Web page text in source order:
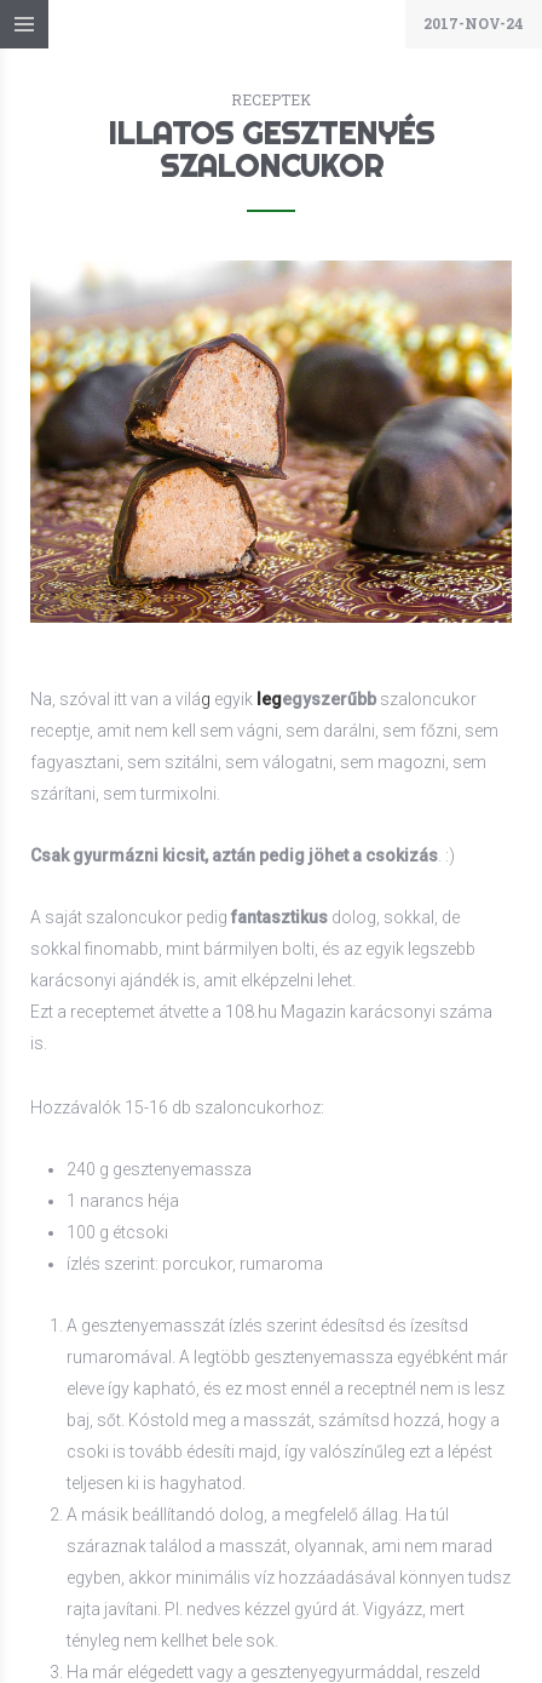
2017-NOV-24
RECEPTEK
ILLATOS GESZTENYÉS
SZALONCUKOR
Na, szóval itt van a világ egyik legegyszerűbb szaloncukor
receptje, amit nem kell sem vágni, sem darálni, sem főzni, sem
fagyasztani, sem szitálni, sem válogatni, sem magozni, sem
szárítani, sem turmixolni.
Csak gyurmázni kicsit, aztán pedig jöhet a csokizás . :)
A saját szaloncukor pedig fantasztikus dolog, sokkal, de
sokkal finomabb, mint bármilyen bolti, és az egyik legszebb
karácsonyi ajándék is, amit elképzelni lehet.
Ezt a receptemet átvette a 108.hu Magazin karácsonyi száma
is.
Hozzávalók 15-16 db szaloncukorhoz:
240 g gesztenyemassza
1 narancs héja
100 g étcsoki
ízlés szerint: porcukor, rumaroma
A gesztenyemasszát ízlés szerint édesítsd és ízesítsd
rumaromával. A legtöbb gesztenyemassza egyébként már
eleve így kapható, és ez most ennél a receptnél nem is lesz
baj, sőt. Kóstold meg a masszát, számítsd hozzá, hogy a
csoki is tovább édesíti majd, így valószínűleg ezt a lépést
teljesen ki is hagyhatod.
A másik beállítandó dolog, a megfelelő állag. Ha túl
száraznak találod a masszát, olyannak, ami nem marad
egyben, akkor minimális víz hozzáadásával könnyen tudsz
rajta javítani. Pl. nedves kézzel gyúrd át. Vigyázz, mert
tényleg nem kellhet bele sok.
Ha már elégedett vagy a gesztenyegyurmáddal, reszeld